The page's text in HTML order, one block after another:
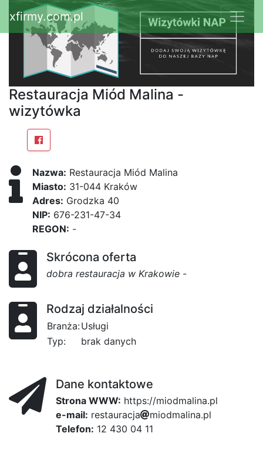
xfirmy.com.pl
Restauracja Miód Malina -
wizytówka
Nazwa: Restauracja Miód Malina
Miasto: 31-044 Kraków
Adres: Grodzka 40
NIP: 676-231-47-34
REGON: -
Skrócona oferta
dobra restauracja w Krakowie -
Rodzaj działalności
Branża:Usługi
Typ:
brak danych
Dane kontaktowe
Strona WWW: https://miodmalina.pl
e-mail: re71
stafb8
ur6e
acja miodmale76
i353
na.pl
Telefon: 12 430 04 11